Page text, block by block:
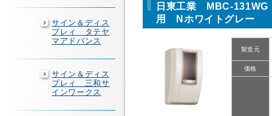
サイン＆ディス
プレィ タテヤ
マアドバンス
サイン＆ディス
プレィ 三和サ
インワークス
日東工業 MBC-
用 Nホワイトグレー
製造元
価格